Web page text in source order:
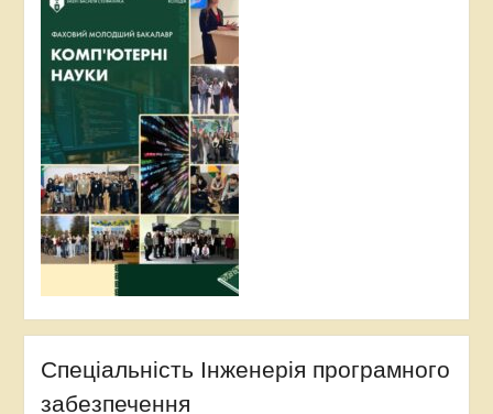
Спеціальність Інженерія програмного
забезпечення